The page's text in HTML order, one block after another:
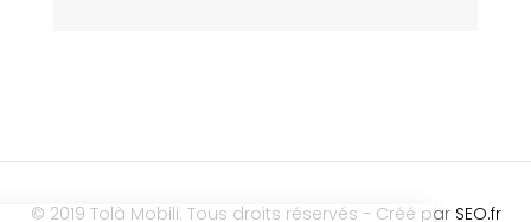
© 2019 Tolà Mobili. Tous droits réservés - Créé par SEO.fr